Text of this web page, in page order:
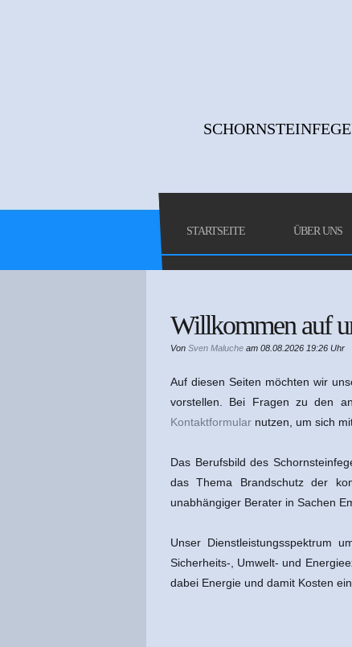
STARTSEITE ÜBER UNS
Willkommen auf
Von Sven Maluche am 08.08.2026 19:26 Uhr
Auf diesen Seiten möchten wir
vorstellen. Bei Fragen zu den
Kontaktformular nutzen, um sich
Das Berufsbild des
das Thema Brandschutz der
unabhängiger Berater in Sachen
Unser Dienstleistungsspektrum
Sicherheits-, Umwelt- und
dabei Energie und damit Kosten